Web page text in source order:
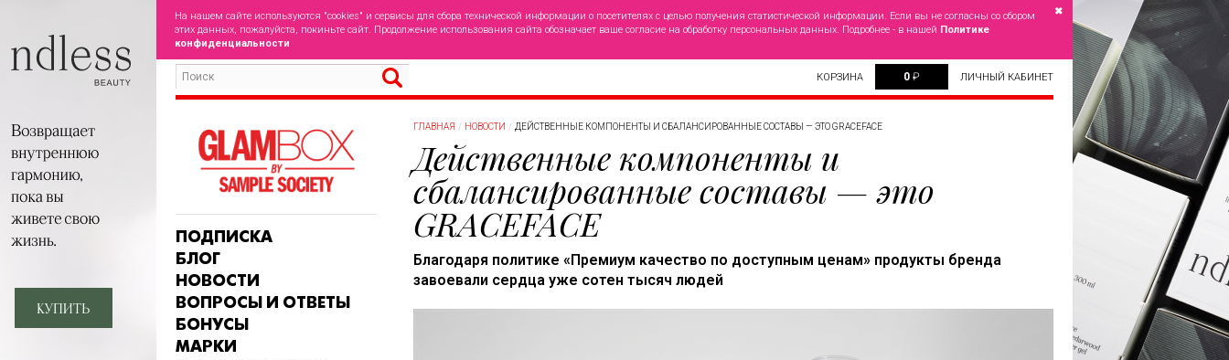
На нашем сайте используются "cookies" и сервисы для сбора технической информации о посетителях с целью получения статистической информации. Если вы не согласны со сбором
этих данных, пожалуйста, покиньте сайт. Продолжение использования сайта обозначает ваше согласие на обработку персональных данных. Подробнее - в нашей Политике
конфиденциальности
✖
КОРЗИНА 0 ₽ ЛИЧНЫЙ КАБИНЕТ
ПОДПИСКА
БЛОГ
НОВОСТИ
ВОПРОСЫ И ОТВЕТЫ
БОНУСЫ
МАРКИ
ГЛАВНАЯ НОВОСТИ ДЕЙСТВЕННЫЕ КОМПОНЕНТЫ И СБАЛАНСИРОВАННЫЕ СОСТАВЫ — ЭТО GRACEFACE
Действенные компоненты и
сбалансированные составы — это
GRACEFACE
Благодаря политике «Премиум качество по доступным ценам» продукты бренда
завоевали сердца уже сотен тысяч людей